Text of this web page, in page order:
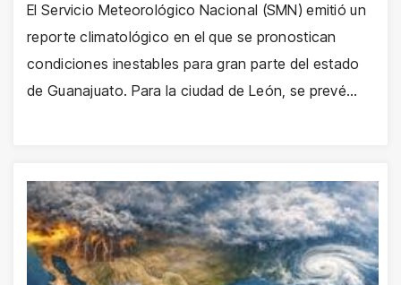
El Servicio Meteorológico Nacional (SMN) emitió un
reporte climatológico en el que se pronostican
condiciones inestables para gran parte del estado
de Guanajuato. Para la ciudad de León, se prevé…